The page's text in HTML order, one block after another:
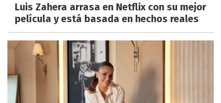
Luis Zahera arrasa en Netflix con su mejor
película y está basada en hechos reales